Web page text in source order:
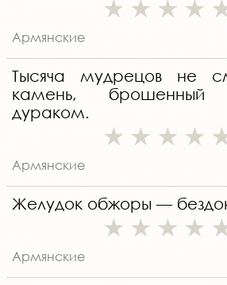
Армянские
Тысяча мудрецов не
камень,
дураком.
Армянские
Желудок обжоры —
Армянские